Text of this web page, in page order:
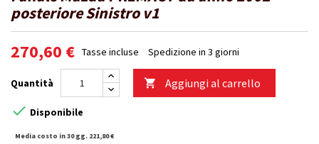
posteriore Sinistro v1
270,60 € Tasse incluse Spedizione in 3 giorni
Quantità  Aggiungi al carrello
 Disponibile
Media costo in 30 gg. 221,80 €